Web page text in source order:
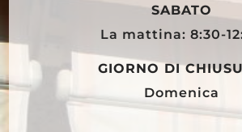
SABATO
La mattina: 8:30-
GIORNO DI
Domenica